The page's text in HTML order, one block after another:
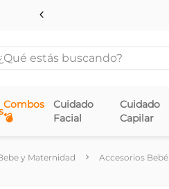
buscando?
Combos
💣
Cuidado
Facial
Cuidado
Capilar
y Maternidad Accesorios Bebé